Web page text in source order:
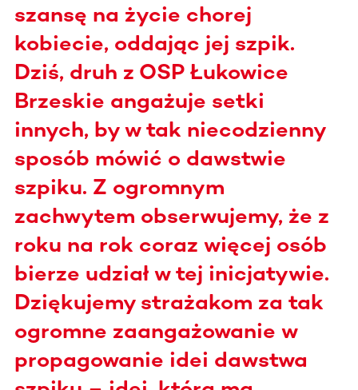
szansę na życie chorej
kobiecie, oddając jej szpik.
Dziś, druh z OSP Łukowice
Brzeskie angażuje setki
innych, by w tak niecodzienny
sposób mówić o dawstwie
szpiku. Z ogromnym
zachwytem obserwujemy, że z
roku na rok coraz więcej osób
bierze udział w tej inicjatywie.
Dziękujemy strażakom za tak
ogromne zaangażowanie w
propagowanie idei dawstwa